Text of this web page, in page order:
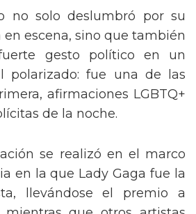
no solo deslumbró por su
en escena, sino que también
gesto político en un
polarizado: fue una de las
afirmaciones LGBTQ+
de la noche.
se realizó en el marco
en la que Lady Gaga fue la
llevándose el premio a